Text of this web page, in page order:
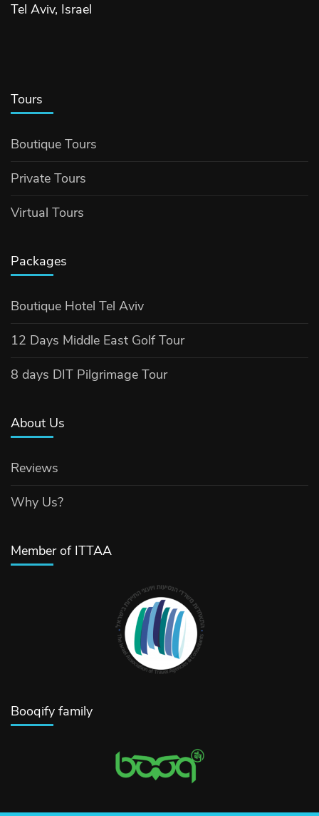
Tel Aviv, Israel
Tours
Boutique Tours
Private Tours
Virtual Tours
Packages
Boutique Hotel Tel Aviv
12 Days Middle East Golf Tour
8 days DIT Pilgrimage Tour
About Us
Reviews
Why Us?
Member of ITTAA
Booqify family